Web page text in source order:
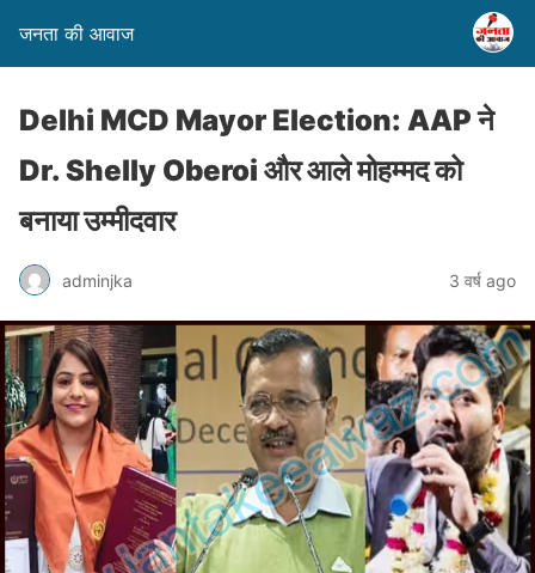
जनता की आवाज
Delhi MCD Mayor Election: AAP ने
Dr. Shelly Oberoi और आले मोहम्मद को
बनाया उम्मीदवार
adminjka 3 वर्ष ago